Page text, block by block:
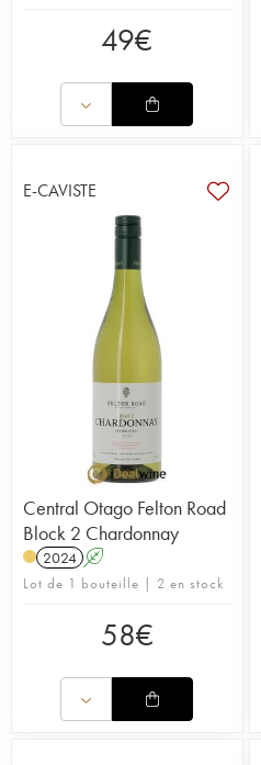
49€
E-CAVISTE
Central Otago Felton Road
Block 2 Chardonnay
2024 A
Lot de 1 bouteille | 2 en stock
58€